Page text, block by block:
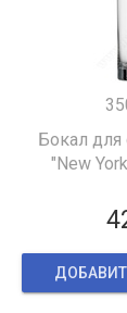
Бокал
"New